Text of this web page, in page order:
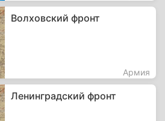
Волховский фронт
Армия
Ленинградский фронт